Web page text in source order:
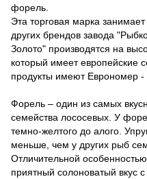
форель.
Эта торговая марка
других брендов завода
Золото" производятся на
который имеет европейские
продукты имеют Еврономер -
Форель – один из самых
семейства лососевых. У
темно-желтого до алого.
меньше, чем у других рыб
Отличительной
приятный солоноватый вкус